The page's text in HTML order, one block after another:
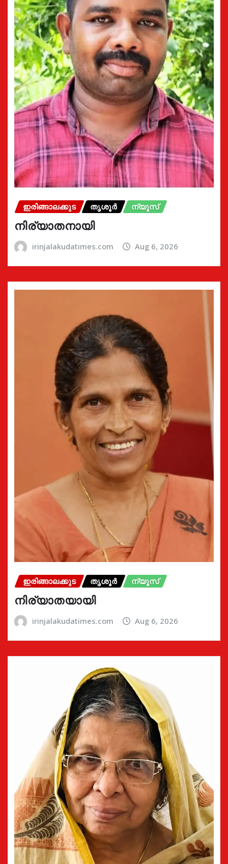
ഇരിങ്ങാലക്കുട തൃശൂർ ന്യൂസ്
നിര്യാതനായി
irinjalakudatimes.com Aug 6, 2026
ഇരിങ്ങാലക്കുട തൃശൂർ ന്യൂസ്
നിര്യാതയായി
irinjalakudatimes.com Aug 6, 2026